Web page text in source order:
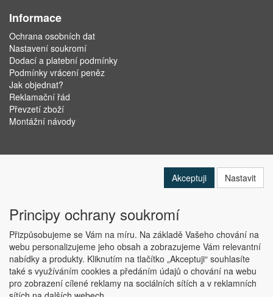
Informace
Ochrana osobních dat
Nastavení soukromí
Dodací a platební podmínky
Podmínky vrácení peněz
Jak objednat?
Reklamační řád
Převzetí zboží
Montážní návody
Copyright © ABRA Software a.s. 2019
Akceptuji Nastavit
Principy ochrany soukromí
Přizpůsobujeme se Vám na míru. Na základě Vašeho chování na
webu personalizujeme jeho obsah a zobrazujeme Vám relevantní
nabídky a produkty. Kliknutím na tlačítko „Akceptuji“ souhlasíte
také s využíváním cookies a předáním údajů o chování na webu
pro zobrazení cílené reklamy na sociálních sítích a v reklamních